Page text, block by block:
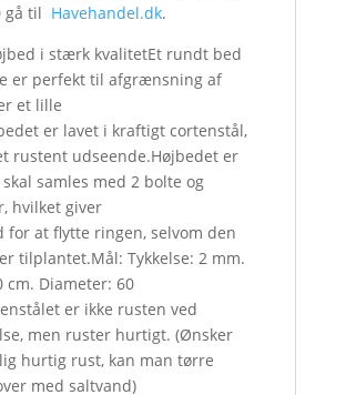
gå til Havehandel.dk.
i stærk kvalitetEt rundt bed
er perfekt til afgrænsning af
et lille
er lavet i kraftigt cortenstål,
rustent udseende.Højbedet er
samles med 2 bolte og
hvilket giver
for at flytte ringen, selvom den
tilplantet.Mål: Tykkelse: 2 mm.
cm. Diameter: 60
er ikke rusten ved
men ruster hurtigt. (Ønsker
hurtig rust, kan man tørre
med saltvand)